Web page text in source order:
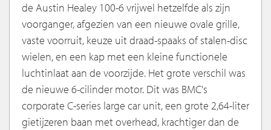
de Austin Healey 100-6 vrijwel hetzelfde als zijn
voorganger, afgezien van een nieuwe ovale grille,
vaste voorruit, keuze uit draad-spaaks of stalen-disc
wielen, en een kap met een kleine functionele
luchtinlaat aan de voorzijde. Het grote verschil was
de nieuwe 6-cilinder motor. Dit was BMC's
corporate C-series large car unit, een grote 2,64-liter
gietijzeren baan met overhead, krachtiger dan de